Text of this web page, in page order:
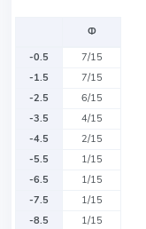
Ф
-0.5
7/15
-1.5
7/15
-2.5
6/15
-3.5
4/15
-4.5
2/15
-5.5
1/15
-6.5
1/15
-7.5
1/15
-8.5
1/15